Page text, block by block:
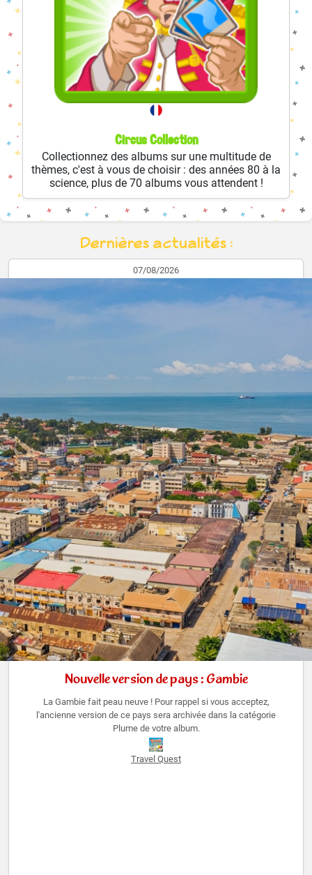
Circus Collection
Collectionnez des albums sur une multitude de
thèmes, c'est à vous de choisir : des années 80 à la
science, plus de 70 albums vous attendent !
Dernières actualités :
07/08/2026
Nouvelle version de pays : Gambie
La Gambie fait peau neuve ! Pour rappel si vous acceptez,
l'ancienne version de ce pays sera archivée dans la catégorie
Plume de votre album.
Travel Quest